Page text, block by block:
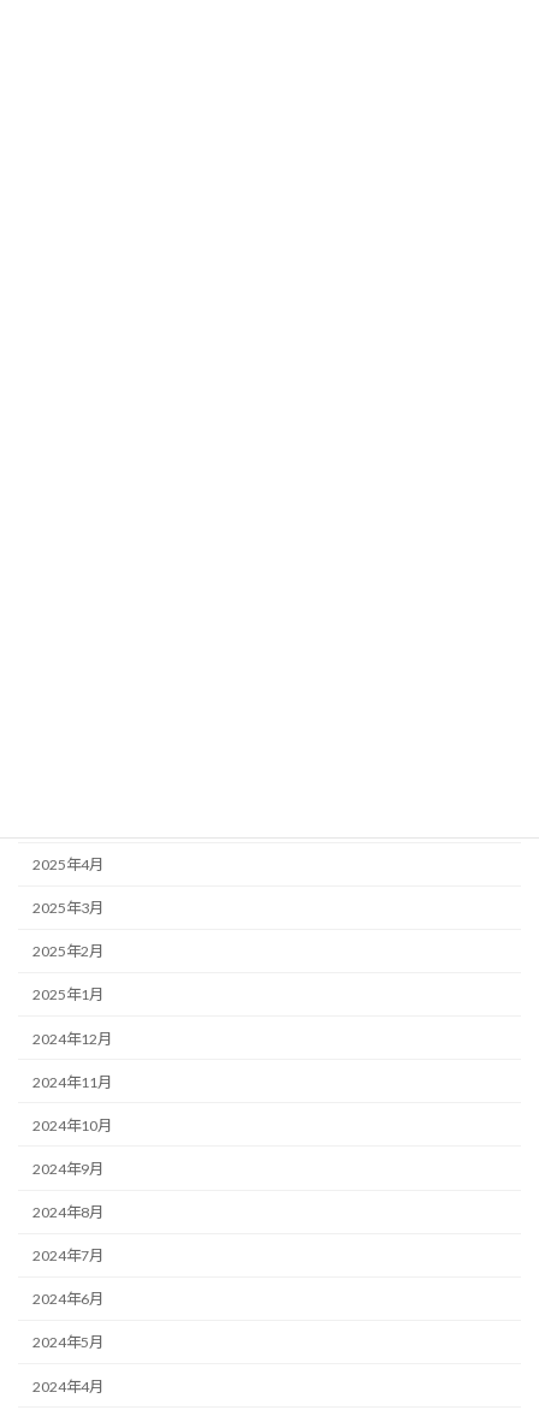
2025年4月
2025年3月
2025年2月
2025年1月
2024年12月
2024年11月
2024年10月
2024年9月
2024年8月
2024年7月
2024年6月
2024年5月
2024年4月